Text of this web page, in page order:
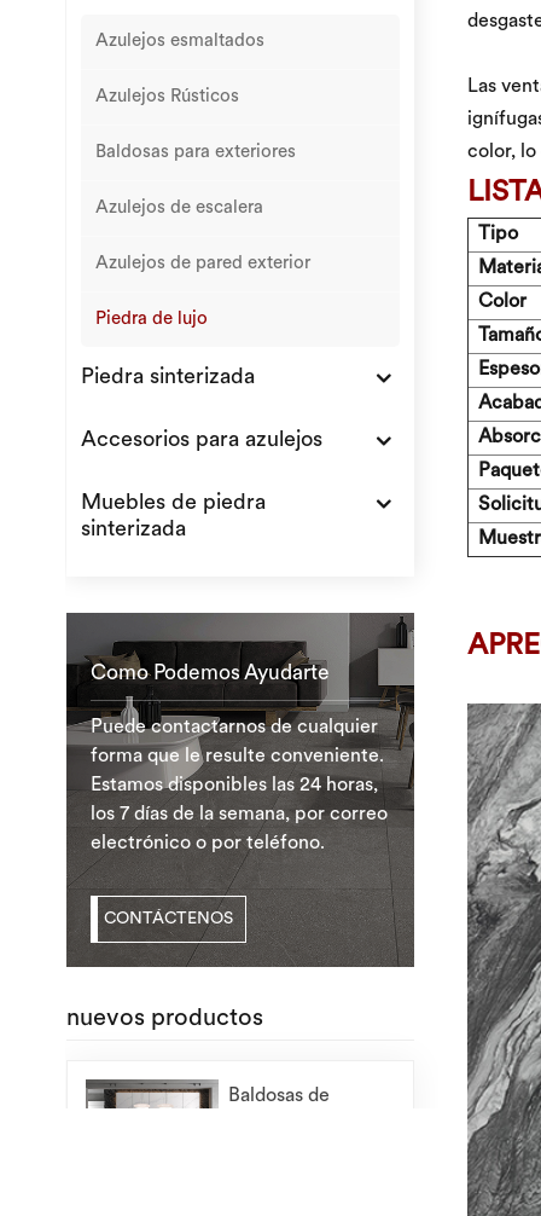
Azulejos esmaltados
Azulejos Rústicos
Baldosas para exteriores
Azulejos de escalera
Azulejos de pared exterior
Piedra de lujo
Piedra sinterizada
Accesorios para azulejos
Muebles de piedra
sinterizada
Como Podemos Ayudarte
Puede contactarnos de cualquier
forma que le resulte conveniente.
Estamos disponibles las 24 horas,
los 7 días de la semana, por correo
electrónico o por teléfono.
CONTÁCTENOS
nuevos productos
Baldosas de
Las
color, lo
Tipo
Color